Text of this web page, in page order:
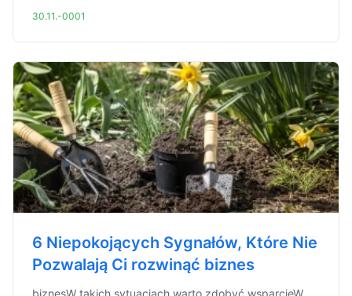
30.11.-0001
6 Niepokojących Sygnałów, Które Nie
Pozwalają Ci rozwinąć biznes
biznesW takich sytuacjach warto zdobyć wsparcieW